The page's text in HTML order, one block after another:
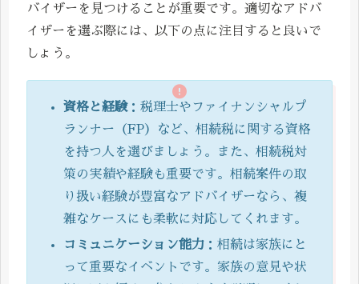
バイザーを見つけることが重要です。適切なアドバ
イザーを選ぶ際には、以下の点に注目すると良いで
しょう。
資格と経験：税理士やファイナンシャルプ
ランナー（FP）など、相続税に関する資格
を持つ人を選びましょう。また、相続税対
策の実績や経験も重要です。相続案件の取
り扱い経験が豊富なアドバイザーなら、複
雑なケースにも柔軟に対応してくれます。
コミュニケーション能力 ：相続は家族にと
って重要なイベントです。家族の意見や状